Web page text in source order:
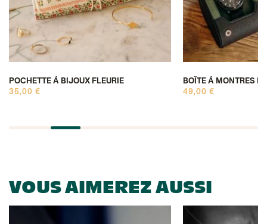
POCHETTE À BIJOUX FLEURIE
35,00 €
BOÎTE À MONTRES
49,00 €
VOUS AIMEREZ AUSSI